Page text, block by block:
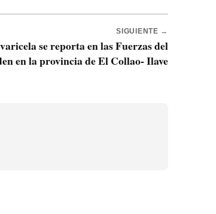
SIGUIENTE →
se reporta en las Fuerzas del
en la provincia de El Collao- Ilave